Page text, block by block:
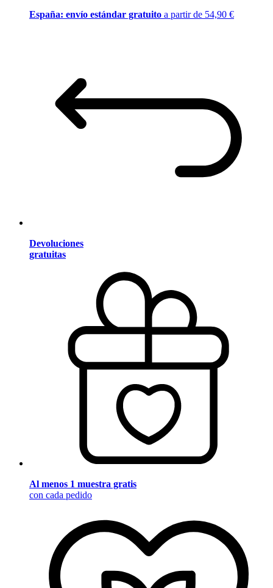
España: envío estándar gratuito a partir de 54,90 €
Devoluciones
gratuitas
Al menos 1 muestra gratis
con cada pedido